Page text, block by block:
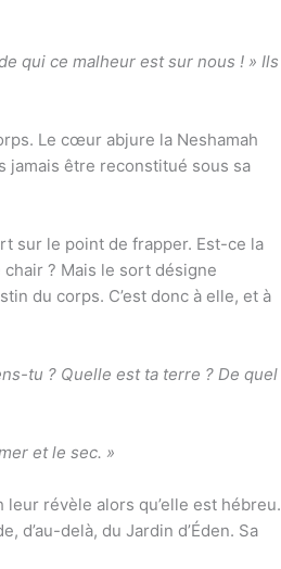
qui ce malheur est sur nous ! » Ils
Le cœur abjure la Neshamah
jamais être reconstitué sous sa
sur le point de frapper. Est-ce la
? Mais le sort désigne
du corps. C’est donc à elle, et à
tu ? Quelle est ta terre ? De quel
et le sec. »
révèle alors qu’elle est hébreu.